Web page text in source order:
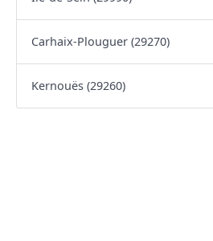
Carhaix-Plouguer (29270)
Kernouës (29260)